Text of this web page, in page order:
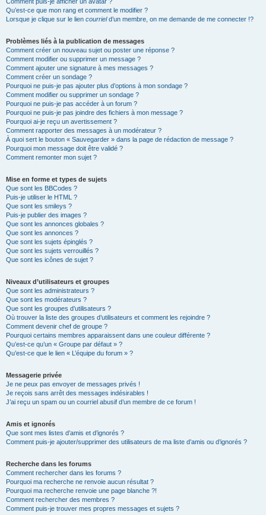
Qu’est-ce que mon rang et comment le modifier ?
Lorsque je clique sur le lien courrield’un membre, on me demande de me connecter !?
Problèmes liés à la publication de messages
Comment créer un nouveau sujet ou poster une réponse ?
Comment modifier ou supprimer un message ?
Comment ajouter une signature à mes messages ?
Comment créer un sondage ?
Pourquoi ne puis-je pas ajouter plus d’options à mon sondage ?
Comment modifier ou supprimer un sondage ?
Pourquoi ne puis-je pas accéder à un forum ?
Pourquoi ne puis-je pas joindre des fichiers à mon message ?
Pourquoi ai-je reçu un avertissement ?
Comment rapporter des messages à un modérateur ?
À quoi sert le bouton « Sauvegarder » dans la page de rédaction de message ?
Pourquoi mon message doit être validé ?
Comment remonter mon sujet ?
Mise en forme et types de sujets
Que sont les BBCodes ?
Puis-je utiliser le HTML ?
Que sont les smileys ?
Puis-je publier des images ?
Que sont les annonces globales ?
Que sont les annonces ?
Que sont les sujets épinglés ?
Que sont les sujets verrouillés ?
Que sont les icônes de sujet ?
Niveaux d’utilisateurs et groupes
Que sont les administrateurs ?
Que sont les modérateurs ?
Que sont les groupes d’utilisateurs ?
Où trouver la liste des groupes d’utilisateurs et comment les rejoindre ?
Comment devenir chef de groupe ?
Pourquoi certains membres apparaissent dans une couleur différente ?
Qu’est-ce qu’un « Groupe par défaut » ?
Qu’est-ce que le lien « L’équipe du forum » ?
Messagerie privée
Je ne peux pas envoyer de messages privés !
Je reçois sans arrêt des messages indésirables !
J’ai reçu un spam ou un courriel abusif d’un membre de ce forum !
Amis et ignorés
Que sont mes listes d’amis et d’ignorés ?
Comment puis-je ajouter/supprimer des utilisateurs de ma liste d’amis ou d’ignorés ?
Recherche dans les forums
Comment rechercher dans les forums ?
Pourquoi ma recherche ne renvoie aucun résultat ?
Pourquoi ma recherche renvoie une page blanche ?!
Comment rechercher des membres ?
Comment puis-je trouver mes propres messages et sujets ?